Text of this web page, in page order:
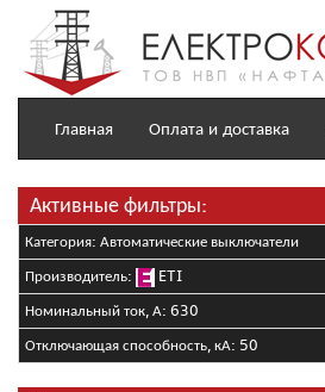
Главная Оплата и доставка
Активные фильтры:
Категория: Автоматические выключатели
Производитель: ETI
Номинальный ток, А: 630
Отключающая способность, кА: 50